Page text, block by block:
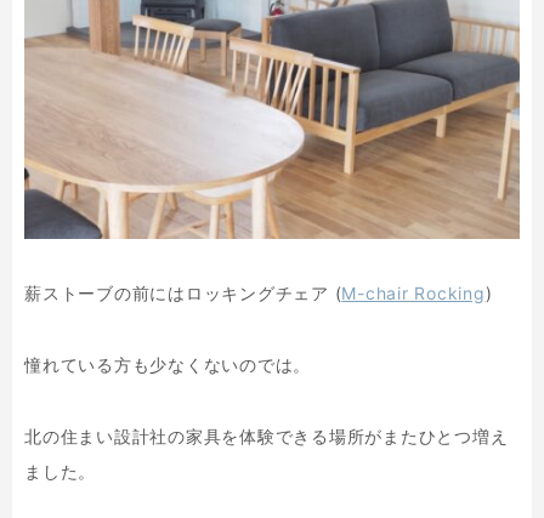
薪ストーブの前にはロッキングチェア (M-chair Rocking)
憧れている方も少なくないのでは。
北の住まい設計社の家具を体験できる場所がまたひとつ増え
ました。